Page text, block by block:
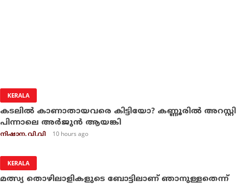
KERALA
കടലില്‍ കാണാതായവരെ കിട്ടിയോ? കണ്ണൂരില്‍
പിന്നാലെ അര്‍ജുന്‍ ആയങ്കി
നിഷാന. വി.വി 10 hours ago
KERALA
മത്സ്യ തൊഴിലാളികളുടെ ബോട്ടിലാണ് ഞാനുള്ളതെന്ന്